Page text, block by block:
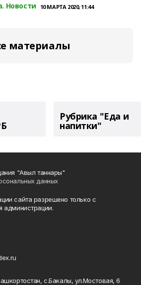
Новости 10 МАРТА 2020, 11:44
материалы
Рубрика "Еда и
напитки"
"Авыл таннары"
данных
сайта разрешено только с
администрации.
с.Бакалы, ул.Мостовая, 6